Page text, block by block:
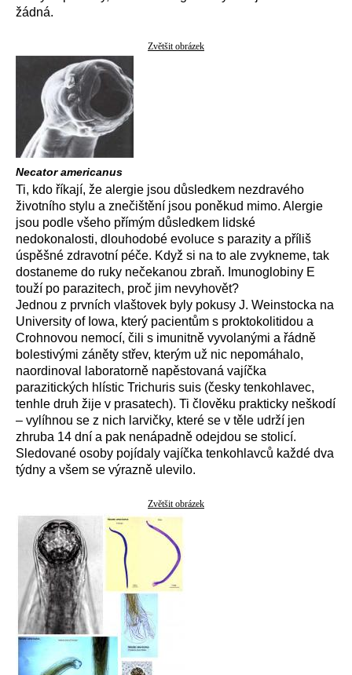
žádná.
Zvětšit obrázek
Necator americanus
Ti, kdo říkají, že alergie jsou důsledkem nezdravého
životního stylu a znečištění jsou poněkud mimo. Alergie
jsou podle všeho přímým důsledkem lidské
nedokonalosti, dlouhodobé evoluce s parazity a příliš
úspěšné zdravotní péče. Když si na to ale zvykneme, tak
dostaneme do ruky nečekanou zbraň. Imunoglobiny E
touží po parazitech, proč jim nevyhovět?
Jednou z prvních vlaštovek byly pokusy J. Weinstocka na
University of Iowa, který pacientům s proktokolitidou a
Crohnovou nemocí, čili s imunitně vyvolanými a řádně
bolestivými záněty střev, kterým už nic nepomáhalo,
naordinoval laboratorně napěstovaná vajíčka
parazitických hlístic Trichuris suis (česky tenkohlavec,
tenhle druh žije v prasatech). Ti člověku prakticky neškodí
– vylíhnou se z nich larvičky, které se v těle udrží jen
zhruba 14 dní a pak nenápadně odejdou se stolicí.
Sledované osoby pojídaly vajíčka tenkohlavců každé dva
týdny a všem se výrazně ulevilo.
Zvětšit obrázek